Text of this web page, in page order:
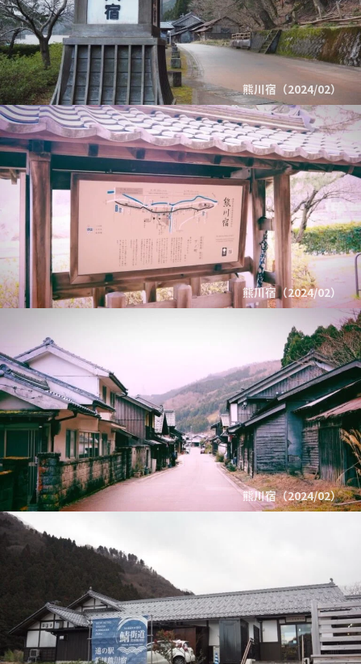
熊川宿（2024/02）
熊川宿（2024/02）
熊川宿（2024/02）